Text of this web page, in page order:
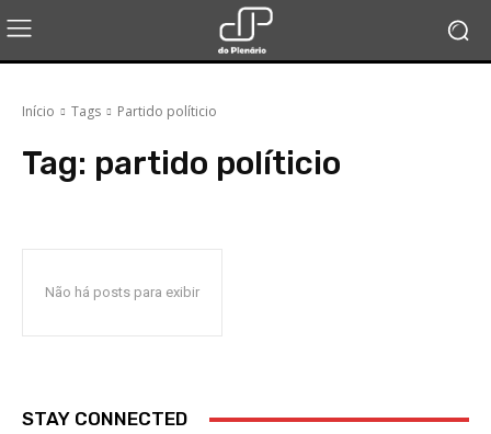
Início Tags Partido políticio
Tag: partido políticio
Não há posts para exibir
STAY CONNECTED